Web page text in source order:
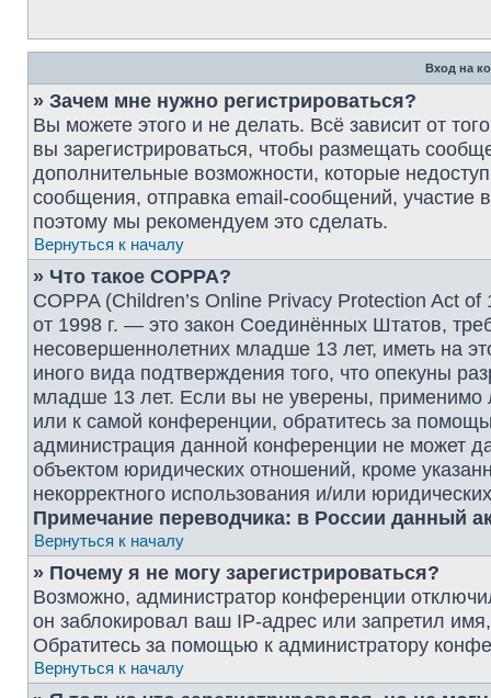
Вход на
» Зачем мне нужно регистрироваться?
Вы можете этого и не делать. Всё зависит от
вы зарегистрироваться, чтобы размещать
дополнительные возможности, которые
сообщения, отправка email-сообщений, участие
поэтому мы рекомендуем это сделать.
Вернуться к началу
» Что такое COPPA?
COPPA (Children’s Online Privacy Protection Act
от 1998 г. — это закон Соединённых Штатов,
несовершеннолетних младше 13 лет, иметь на
иного вида подтверждения того, что опекуны
младше 13 лет. Если вы не уверены, применимо
или к самой конференции, обратитесь за
администрация данной конференции не может
объектом юридических отношений, кроме
некорректного использования и/или
Примечание переводчика: в России данный
Вернуться к началу
» Почему я не могу зарегистрироваться?
Возможно, администратор конференции
он заблокировал ваш IP-адрес или запретил
Обратитесь за помощью к администратору
Вернуться к началу